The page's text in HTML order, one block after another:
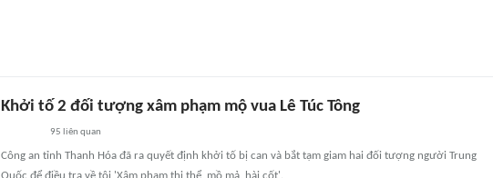
Khởi tố 2 đối tượng xâm phạm mộ vua Lê Túc Tông
95 liên quan
Công an tỉnh Thanh Hóa đã ra quyết định khởi tố bị can và bắt tạm giam hai đối tượng người Trung